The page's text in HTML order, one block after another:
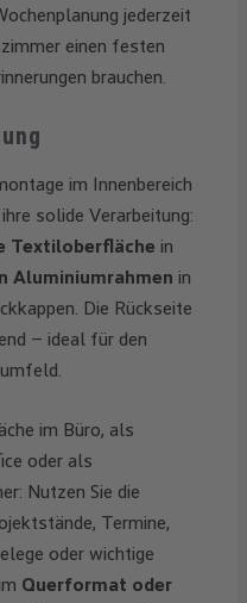
jederzeit
einen festen
brauchen.
im Innenbereich
solide Verarbeitung:
Textiloberfläche in
Aluminiumrahmen in
Die Rückseite
– ideal für den
im Büro, als
oder als
Nutzen Sie die
Termine,
oder wichtige
Querformat oder